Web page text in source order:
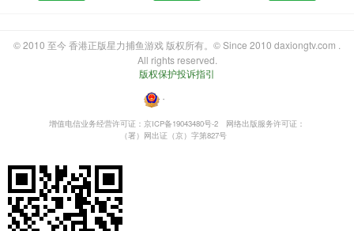
© 2010 至今 香港正版星力捕鱼游戏 版权所有。© Since 2010 daxiongtv.com .
All rights reserved.
版权保护投诉指引
・
增值电信业务经营许可证：京ICP备19043480号-2
网络出版服务许可证：
（署）网出证（京）字第827号